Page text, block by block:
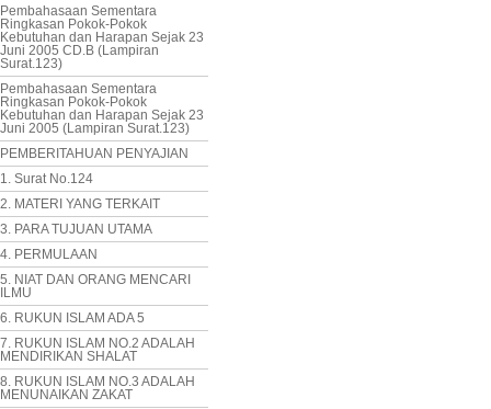
Pembahasaan Sementara
Ringkasan Pokok-Pokok
Kebutuhan dan Harapan Sejak 23
Juni 2005 CD.B (Lampiran
Surat.123)
Pembahasaan Sementara
Ringkasan Pokok-Pokok
Kebutuhan dan Harapan Sejak 23
Juni 2005 (Lampiran Surat.123)
PEMBERITAHUAN PENYAJIAN
1. Surat No.124
2. MATERI YANG TERKAIT
3. PARA TUJUAN UTAMA
4. PERMULAAN
5. NIAT DAN ORANG MENCARI
ILMU
6. RUKUN ISLAM ADA 5
7. RUKUN ISLAM NO.2 ADALAH
MENDIRIKAN SHALAT
8. RUKUN ISLAM NO.3 ADALAH
MENUNAIKAN ZAKAT